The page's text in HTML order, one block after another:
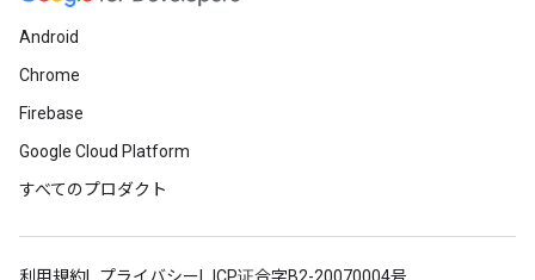
Android
Chrome
Firebase
Google Cloud Platform
すべてのプロダクト